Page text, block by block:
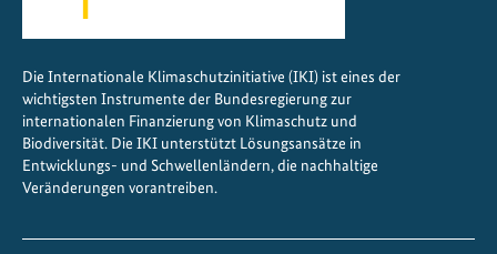
Die Internationale Klimaschutzinitiative (IKI) ist eines der
wichtigsten Instrumente der Bundesregierung zur
internationalen Finanzierung von Klimaschutz und
Biodiversität. Die IKI unterstützt Lösungsansätze in
Entwicklungs- und Schwellenländern, die nachhaltige
Veränderungen vorantreiben.